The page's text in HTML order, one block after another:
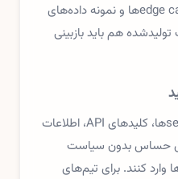
بخواهید سناریوهای تست، edge caseها و نمونه داده‌های
تولیدشده هم باید بازبینی
اعضای تیم نباید secrets، tokenها، کلیدهای API، اطلاعات
حساس بدون سیاست
کنند. برای تیم‌های